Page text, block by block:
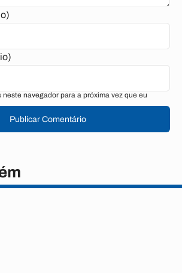
neste navegador para a próxima vez que eu
Publicar Comentário